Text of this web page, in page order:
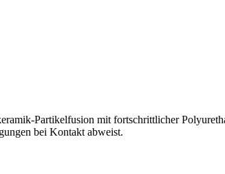
Partikelfusion mit fortschrittlicher
bei Kontakt abweist.